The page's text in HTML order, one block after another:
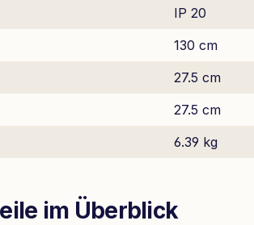
IP 20
130 cm
27.5 cm
27.5 cm
6.39 kg
im Überblick